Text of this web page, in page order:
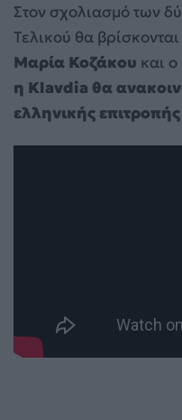
Στον σχολιασμό των
Τελικού θα
Μαρία Κοζάκου και ο
η Klavdia θα
ελληνικής επιτροπής